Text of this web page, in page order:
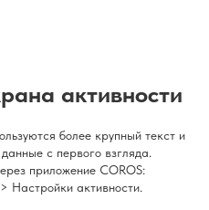
активности
более крупный текст и
с первого взгляда.
приложение COROS:
Настройки активности.